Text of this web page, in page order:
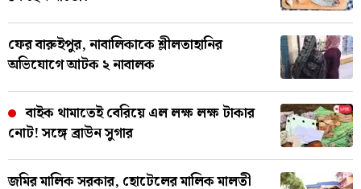
ফের বারুইপুর, নাবালিকাকে শ্লীলতাহানির
অভিযোগে আটক ২ নাবালক
বাইক থামাতেই বেরিয়ে এল লক্ষ লক্ষ টাকার
নোট! সঙ্গে ব্রাউন সুগার
জমির মালিক সরকার, হোটেলের মালিক মালতী